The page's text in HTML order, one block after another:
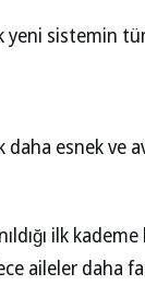
yeni sistemin
esnek ve
ilk
aileler daha